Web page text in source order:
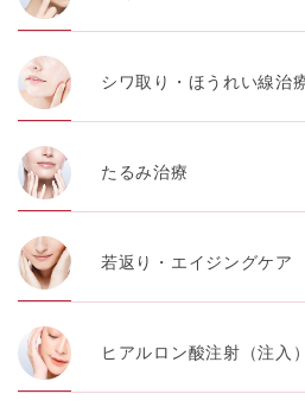
シワ取り・ほうれい線治
たるみ治療
若返り・エイジングケア
ヒアルロン酸注射（注入）